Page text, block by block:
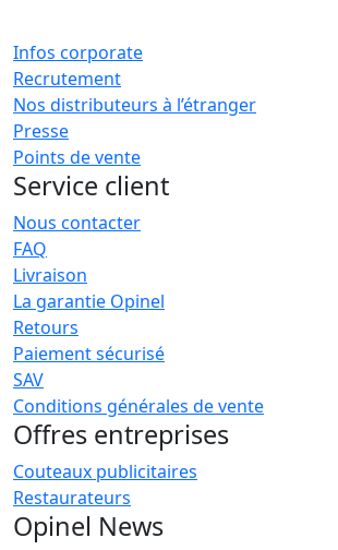
Infos corporate
Recrutement
Nos distributeurs à l’étranger
Presse
Points de vente
Service client
Nous contacter
FAQ
Livraison
La garantie Opinel
Retours
Paiement sécurisé
SAV
Conditions générales de vente
Offres entreprises
Couteaux publicitaires
Restaurateurs
Opinel News